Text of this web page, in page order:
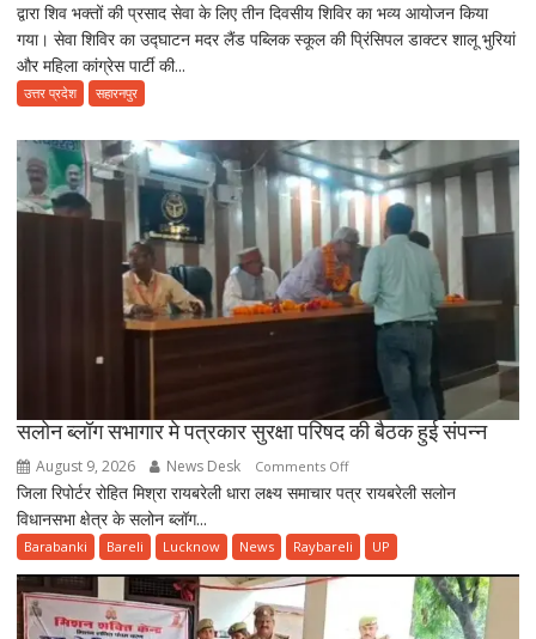
NEWS
नगर
लैण्ड
पब्लिक
स्कूल
परिवार
द्वारा
तीन
दिवसीय
शिविर
भव्य
आयोजन
द्वारा शिव भक्तों की प्रसाद सेवा के लिए तीन दिवसीय शिविर का भव्य आयोजन किया
गया। सेवा शिविर का उद्घाटन मदर लैंड पब्लिक स्कूल की प्रिंसिपल डाक्टर शालू भुरियां
और महिला कांग्रेस पार्टी की...
उत्तर प्रदेश सहारनपुर
सलोन ब्लॉग सभागार मे पत्रकार सुरक्षा परिषद की बैठक हुई संपन्न
August 9, 2026 News Desk Comments Offon
सलोन
सभागार
मे
सुरक्षा
जिला रिपोर्टर रोहित मिश्रा रायबरेली धारा लक्ष्य समाचार पत्र रायबरेली सलोन
विधानसभा क्षेत्र के सलोन ब्लॉग...
Barabanki Bareli Lucknow News Raybareli UP